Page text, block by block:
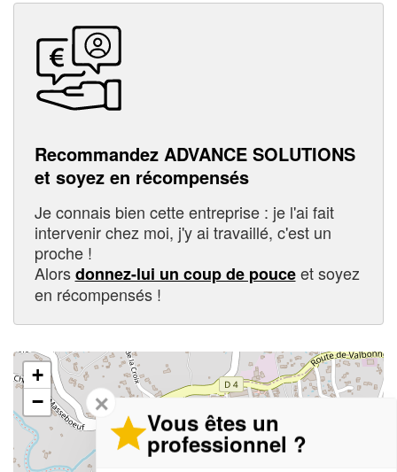
Recommandez ADVANCE SOLUTIONS
et soyez en récompensés
Je connais bien cette entreprise : je l'ai fait
intervenir chez moi, j'y ai travaillé, c'est un
proche !
Alorsdonnez-lui un coup de pouceet soyez
en récompensés !
+
−
✕
Vous êtes un
professionnel ?